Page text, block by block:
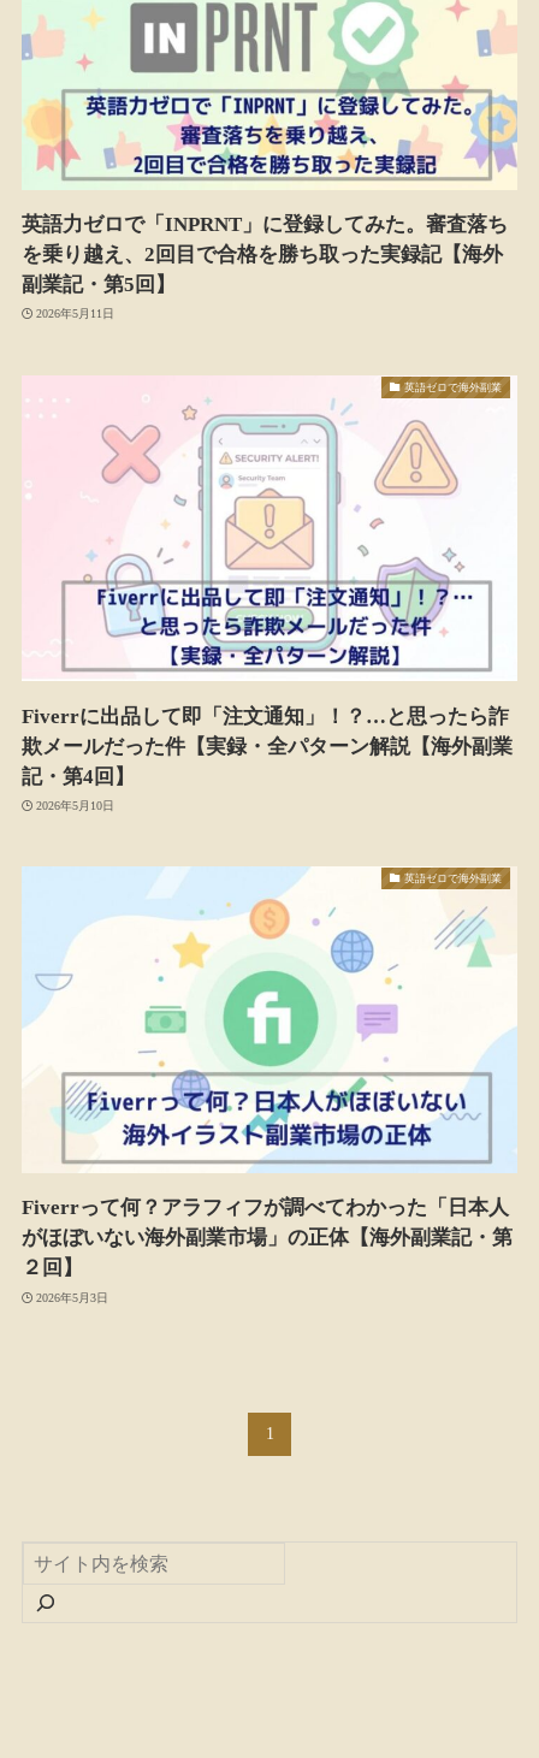
英語力ゼロで「INPRNT」に登録してみた。審査落ち
を乗り越え、2回目で合格を勝ち取った実録記【海外
副業記・第5回】
2026年5月11日
英語ゼロで海外副業
Fiverrに出品して即「注文通知」！？…と思ったら詐
欺メールだった件【実録・全パターン解説【海外副業
記・第4回】
2026年5月10日
英語ゼロで海外副業
Fiverrって何？アラフィフが調べてわかった「日本人
がほぼいない海外副業市場」の正体【海外副業記・第
２回】
2026年5月3日
1